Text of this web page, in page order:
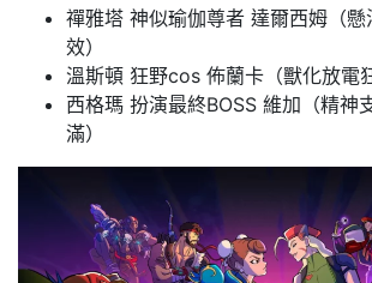
禪雅塔 神似瑜伽尊者 達爾西姆（
效）
溫斯頓 狂野cos 佈蘭卡（獸化放電
西格瑪 扮演最終BOSS 維加（精神
滿）